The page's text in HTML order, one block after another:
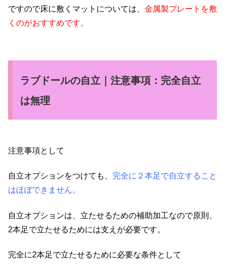
ですので床に敷くマットについては、 金属製プレートを敷
くのがおすすめです。
ラブドールの自立｜注意事項：完全自立
は無理
注意事項として
自立オプションをつけても、 完全に２本足で自立すること
はほぼできません。
自立オプションは、立たせるための補助加工なので原則、
2本足で立たせるためには支えが必要です。
完全に2本足で立たせるために必要な条件として